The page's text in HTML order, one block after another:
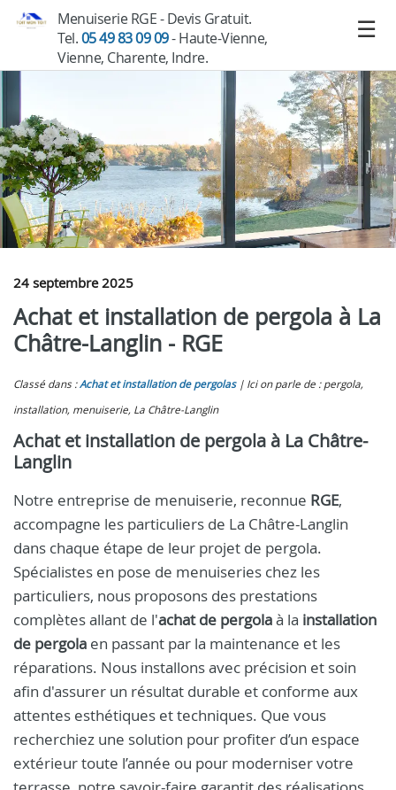
Menuiserie RGE - Devis Gratuit.
Tel.05 49 83 09 09- Haute-Vienne,
Vienne, Charente, Indre.
24 septembre 2025
Achat et installation de pergola à La
Châtre-Langlin - RGE
Classé dans :Achat et installation de pergolas
Ici on parle de : pergola,
installation, menuiserie, La Châtre-Langlin
Achat et installation de pergola à La Châtre-
Langlin
Notre entreprise de menuiserie, reconnue RGE,
accompagne les particuliers de La Châtre-Langlin
dans chaque étape de leur projet de pergola.
Spécialistes en pose de menuiseries chez les
particuliers, nous proposons des prestations
complètes allant de l'achat de pergolaà la installation
de pergola en passant par la maintenance et les
réparations. Nous installons avec précision et soin
afin d'assurer un résultat durable et conforme aux
attentes esthétiques et techniques. Que vous
recherchiez une solution pour profiter d’un espace
extérieur toute l’année ou pour moderniser votre